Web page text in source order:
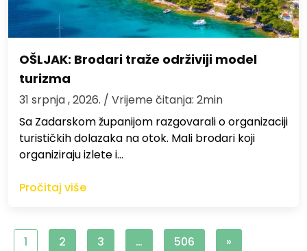
OŠLJAK: Brodari traže održiviji model
turizma
31 srpnja , 2026. / Vrijeme čitanja: 2min
Sa Zadarskom županijom razgovarali o organizaciji
turističkih dolazaka na otok. Mali brodari koji
organiziraju izlete i…
Pročitaj više
1 2 3 … 506 »